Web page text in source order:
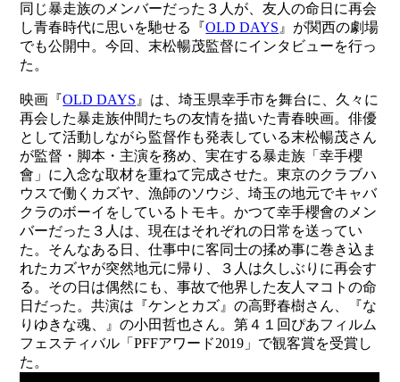
同じ暴走族のメンバーだった３人が、友人の命日に再会
し青春時代に思いを馳せる『OLD DAYS 』が関西の劇場
でも公開中。今回、末松暢茂監督にインタビューを行っ
た。
映画『OLD DAYS 』は、埼玉県幸手市を舞台に、久々に
再会した暴走族仲間たちの友情を描いた青春映画。俳優
として活動しながら監督作も発表している末松暢茂さん
が監督・脚本・主演を務め、実在する暴走族「幸手櫻
會」に入念な取材を重ねて完成させた。東京のクラブハ
ウスで働くカズヤ、漁師のソウジ、埼玉の地元でキャバ
クラのボーイをしているトモキ。かつて幸手櫻會のメン
バーだった３人は、現在はそれぞれの日常を送ってい
た。そんなある日、仕事中に客同士の揉め事に巻き込ま
れたカズヤが突然地元に帰り、３人は久しぶりに再会す
る。その日は偶然にも、事故で他界した友人マコトの命
日だった。共演は『ケンとカズ』の高野春樹さん、『な
りゆきな魂、』の小田哲也さん。第４１回ぴあフィルム
フェスティバル「PFFアワード2019」で観客賞を受賞し
た。